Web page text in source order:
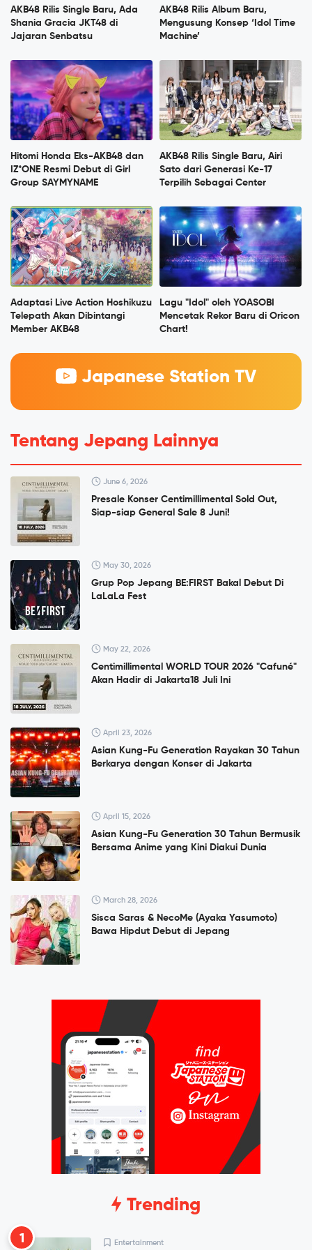
AKB48 Rilis Single Baru, Ada
Shania Gracia JKT48 di
Jajaran Senbatsu
AKB48 Rilis Album Baru,
Mengusung Konsep ‘Idol Time
Machine’
Hitomi Honda Eks-AKB48 dan
IZ*ONE Resmi Debut di Girl
Group SAYMYNAME
AKB48 Rilis Single Baru, Airi
Sato dari Generasi Ke-17
Terpilih Sebagai Center
Adaptasi Live Action Hoshikuzu
Telepath Akan Dibintangi
Member AKB48
Lagu "Idol" oleh YOASOBI
Mencetak Rekor Baru di Oricon
Chart!
Japanese Station TV
Tentang Jepang Lainnya
June 6, 2026
Presale Konser Centimillimental Sold Out,
Siap-siap General Sale 8 Juni!
May 30, 2026
Grup Pop Jepang BE:FIRST Bakal Debut Di
LaLaLa Fest
May 22, 2026
Centimillimental WORLD TOUR 2026 "Cafuné"
Akan Hadir di Jakarta18 Juli Ini
April 23, 2026
Asian Kung-Fu Generation Rayakan 30 Tahun
Berkarya dengan Konser di Jakarta
April 15, 2026
Asian Kung-Fu Generation 30 Tahun Bermusik
Bersama Anime yang Kini Diakui Dunia
March 28, 2026
Sisca Saras & NecoMe (Ayaka Yasumoto)
Bawa Hipdut Debut di Jepang
Trending
1 Entertainment